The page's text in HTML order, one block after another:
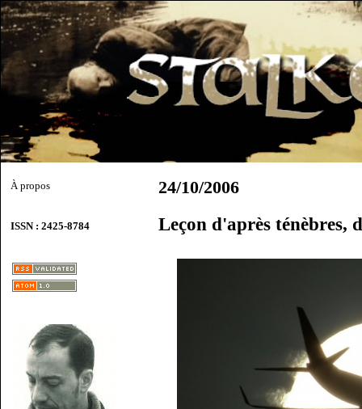
À propos
ISSN : 2425-8784
24/10/2006
Leçon d'après ténèbres,